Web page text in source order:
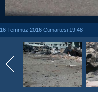
16 Temmuz 2016 Cumartesi 19:48